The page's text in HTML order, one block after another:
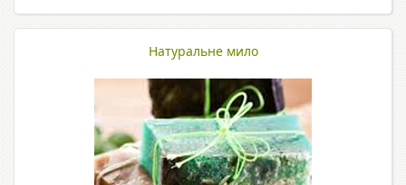
Натуральне мило